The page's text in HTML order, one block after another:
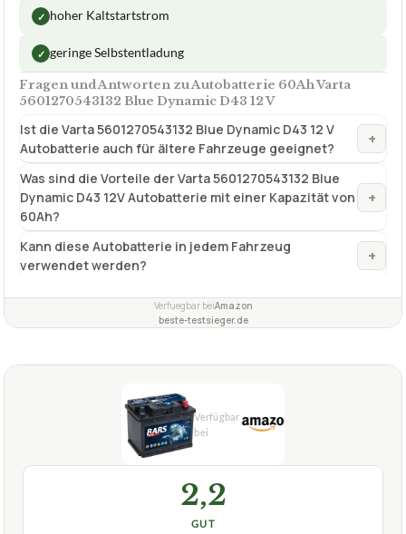
✓ hoher Kaltstartstrom
✓ geringe Selbstentladung
Fragen und Antworten zu Autobatterie 60Ah Varta
5601270543132 Blue Dynamic D43 12 V
Ist die Varta 5601270543132 Blue Dynamic D43 12 V
Autobatterie auch für ältere Fahrzeuge geeignet?
+
Was sind die Vorteile der Varta 5601270543132 Blue
Dynamic D43 12V Autobatterie mit einer Kapazität von
60Ah?
+
Kann diese Autobatterie in jedem Fahrzeug
verwendet werden?
+
Verfuegbar beiAmazon
beste-testsieger.de
2,2
GUT